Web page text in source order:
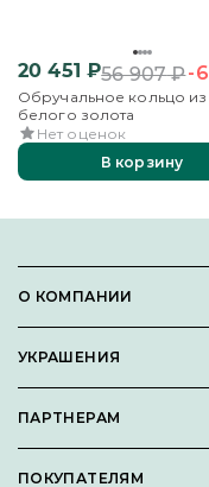
20 451 ₽56 907₽-
Обручальное кольцо из
белого золота
Нет оценок
В корзину
О КОМПАНИИ
Вакансии
УКРАШЕНИЯ
Кольца
ПАРТНЕРАМ
ПОКУПАТЕЛЯМ